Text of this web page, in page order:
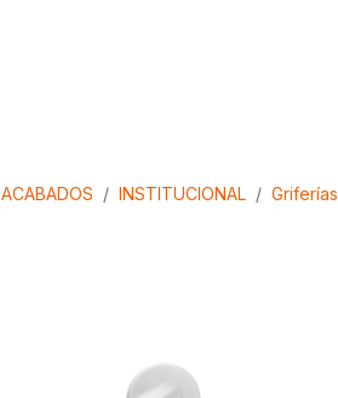
ACABADOS INSTITUCIONAL Griferías